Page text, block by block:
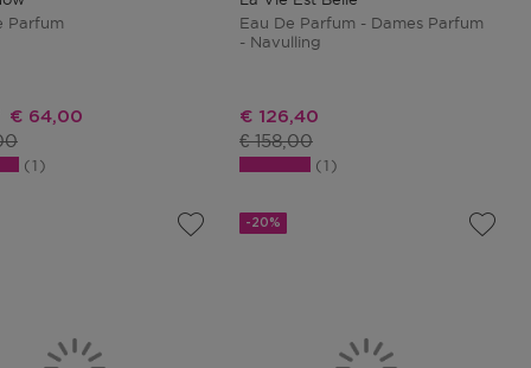
Parfum
Kortingsprijs
€ 64,00
1
Eau De Parfum - Dames Parfum
- Navulling
Kortingsprijs
€ 126,40
Productprijs
€ 158,00
1
-20%